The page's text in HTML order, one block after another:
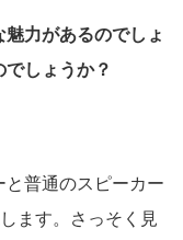
力があるのでしょ
しょうか？
普通のスピーカー
ます。さっそく見